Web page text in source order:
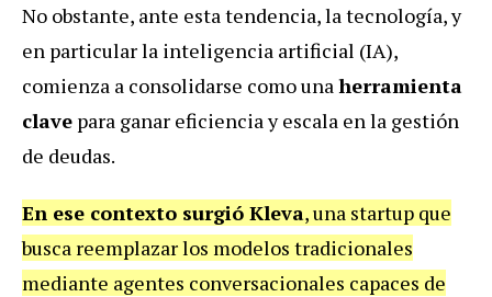
No obstante, ante esta tendencia, la tecnología, y
en particular la inteligencia artificial (IA),
comienza a consolidarse como unaherramienta
clave para ganar eficiencia y escala en la gestión
de deudas.
En ese contexto surgió Kleva, una startup que
busca reemplazar los modelos tradicionales
mediante agentes conversacionales capaces de